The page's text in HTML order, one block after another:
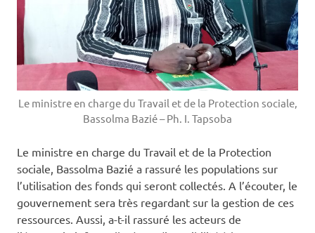
Le ministre en charge du Travail et de la Protection sociale,
Bassolma Bazié – Ph. I. Tapsoba
Le ministre en charge du Travail et de la Protection
sociale, Bassolma Bazié a rassuré les populations sur
l’utilisation des fonds qui seront collectés. A l’écouter, le
gouvernement sera très regardant sur la gestion de ces
ressources. Aussi, a-t-il rassuré les acteurs de